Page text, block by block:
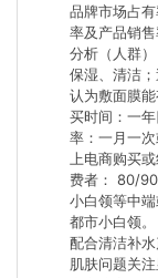
品牌市场占
率及产品销
分析（人群
保湿、清洁
认为敷面膜
买时间：一
率：一月一
上电商购买
费者： 80/
小白领等中
都市小白领
配合清洁补
肌肤问题关